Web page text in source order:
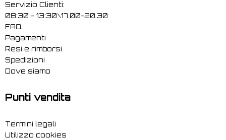
Servizio Clienti:
08:30 - 13:30\17.00-20.30
FAQ
Pagamenti
Resi e rimborsi
Spedizioni
Dove siamo
Punti vendita
Termini legali
Utilizzo cookies